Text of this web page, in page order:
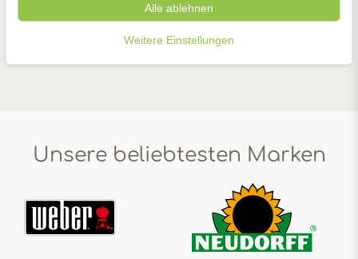
Unsere beliebtesten Marken
Alle ablehnen
Weitere Einstellungen